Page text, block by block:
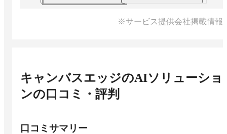
※サービス提供会社掲載情報
キャンバスエッジのAIソリューショ
ンの口コミ・評判
口コミサマリー